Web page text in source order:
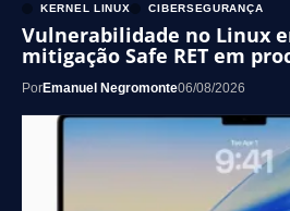
KERNEL LINUX CIBERSEGURANÇA
Vulnerabilidade no Linux
mitigação Safe RET em
PorEmanuel Negromonte06/08/2026